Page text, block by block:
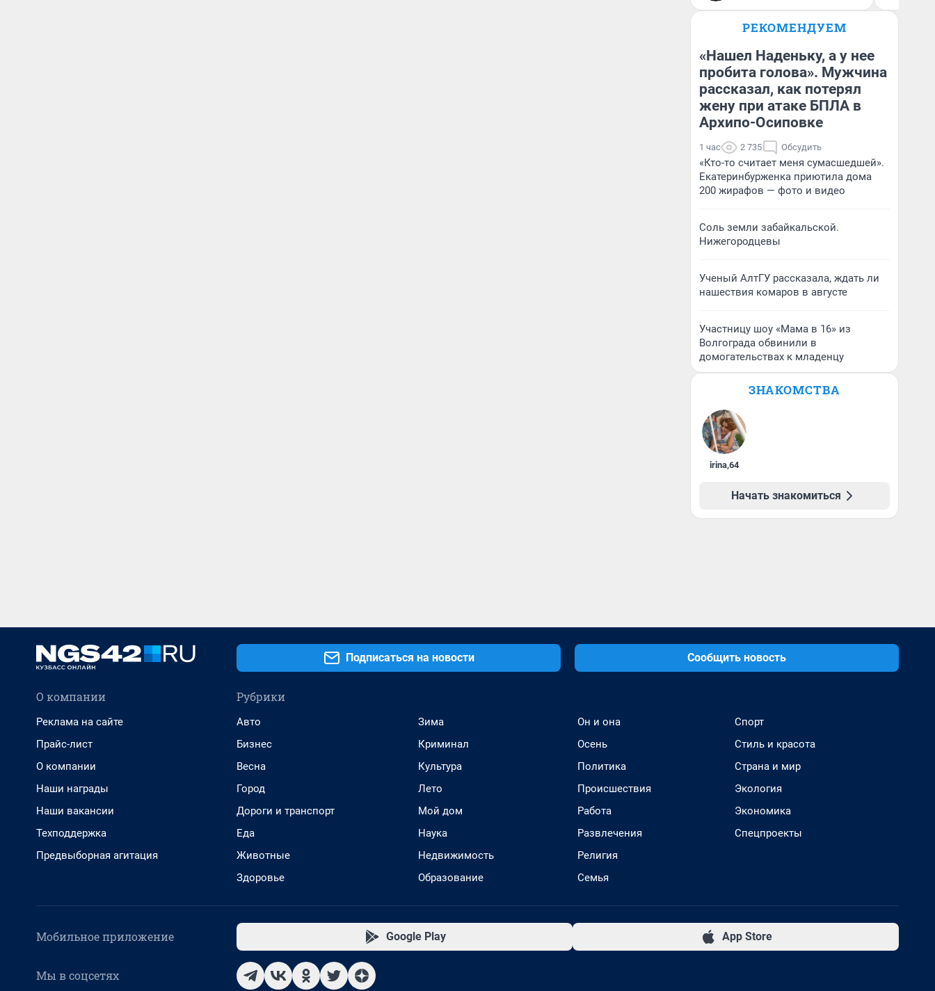
РЕКОМЕНДУЕМ
«Нашел Наденьку, а у нее
пробита голова». Мужчина
рассказал, как потерял
жену при атаке БПЛА в
Архипо-Осиповке
1 час 2 735 Обсудить
«Кто-то считает меня сумасшедшей».
Екатеринбурженка приютила дома
200 жирафов — фото и видео
Соль земли забайкальской.
Нижегородцевы
Ученый АлтГУ рассказала, ждать ли
нашествия комаров в августе
Участницу шоу «Мама в 16» из
Волгограда обвинили в
домогательствах к младенцу
ЗНАКОМСТВА
irina,64
Начать знакомиться
Подписаться на новости Сообщить новость
О компании
Реклама на сайте
Прайс-лист
О компании
Наши награды
Наши вакансии
Техподдержка
Предвыборная агитация
Рубрики
Авто
Бизнес
Весна
Город
Дороги и транспорт
Еда
Животные
Здоровье
Зима
Криминал
Культура
Лето
Мой дом
Наука
Недвижимость
Образование
Он и она
Осень
Политика
Происшествия
Работа
Развлечения
Религия
Семья
Спорт
Стиль и красота
Страна и мир
Экология
Экономика
Спецпроекты
Мобильное приложение Google Play App Store
Мы в соцсетях